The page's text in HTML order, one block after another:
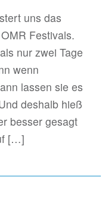
uns das
Festivals.
nur zwei Tage
wenn
lassen sie es
deshalb hieß
besser gesagt
[…]